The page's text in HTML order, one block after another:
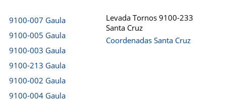
9100-007 Gaula
9100-005 Gaula
9100-003 Gaula
9100-213 Gaula
9100-002 Gaula
9100-004 Gaula
Levada Tornos 9100-233
Santa Cruz
Coordenadas Santa Cruz